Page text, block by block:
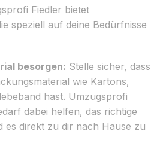
Fiedler bietet
speziell auf deine Bedürfnisse
besorgen: Stelle sicher, dass
wie Kartons,
hast. Umzugsprofi
dabei helfen, das richtige
es direkt zu dir nach Hause zu